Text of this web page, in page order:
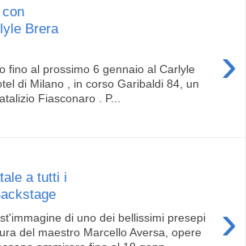
Brera
›
fino al prossimo 6 gennaio al Carlyle
di Milano , in corso Garibaldi 84, un
Fiasconaro . P...
a tutti i
›
di uno dei bellissimi presepi
del maestro Marcello Aversa, opere